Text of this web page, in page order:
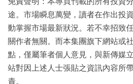
途。市場瞬息萬變，讀者在作出投
動掌握市場最新狀況。若不幸招致
關作者無關。而本集團旗下網站或
點，僅屬筆者個人意見，與新傳媒
站對因上述人士張貼之資訊內容所
責。